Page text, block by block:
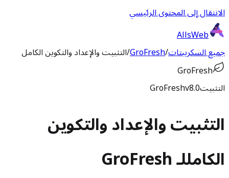
الانتقال إلى المحتوى الرئيسي
AllsWeb
جميع السكريبتات/
GroFresh
/التثبيت والإعداد والتكوين الكامل
GroFresh
التثبيت
GroFreshv8.0
التثبيت والإعداد والتكوين
الكامللـ GroFresh